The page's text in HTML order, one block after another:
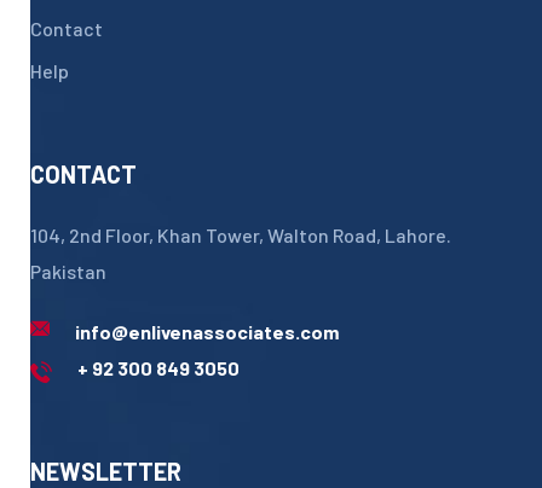
Contact
Help
CONTACT
104, 2nd Floor, Khan Tower, Walton Road, Lahore.
Pakistan
info@enlivenassociates.com
+ 92 300 849 3050
NEWSLETTER